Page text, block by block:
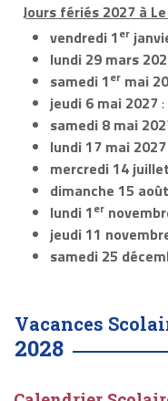
Jours fériés 2027 à
vendredi 1er
lundi 29 mars
samedi 1er mai
jeudi 6 mai 2027:
samedi 8 mai
lundi 17 mai 2027
mercredi 14
dimanche 15
lundi 1er
jeudi 11
samedi 25
Vacances
2028